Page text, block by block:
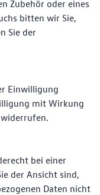
Zubehör oder eines
bitten wir Sie,
Sie der
Einwilligung
mit Wirkung
bei einer
der Ansicht sind,
Daten nicht